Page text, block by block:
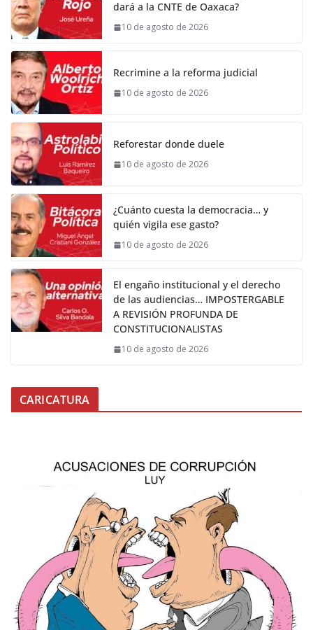
dará a la CNTE de Oaxaca?
10 de agosto de 2026
Recrimine a la reforma judicial
10 de agosto de 2026
Reforestar donde duele
10 de agosto de 2026
¿Cuánto cuesta la democracia… y
quién vigila ese gasto?
10 de agosto de 2026
El engaño institucional y el derecho
de las audiencias… IMPOSTERGABLE
A REVISIÓN PROFUNDA DE
CONSTITUCIONALISTAS
10 de agosto de 2026
CARICATURA